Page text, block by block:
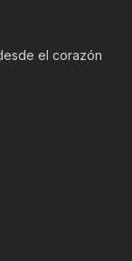
el corazón